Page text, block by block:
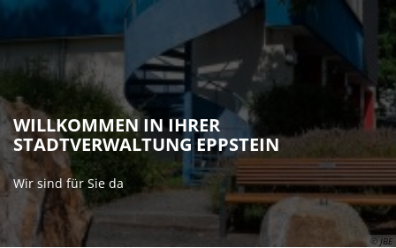
© JBE
WILLKOMMEN IN IHRER
STADTVERWALTUNG EPPSTEIN
Wir sind für Sie da